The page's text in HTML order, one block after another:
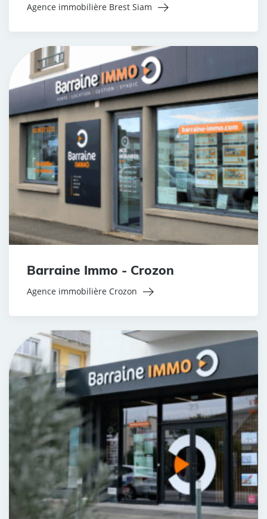
Agence immobilière Brest Siam
Barraine Immo - Crozon
Agence immobilière Crozon